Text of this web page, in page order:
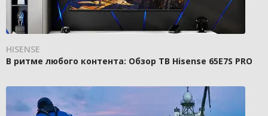
HISENSE
В ритме любого контента: Обзор ТВ Hisense 65E7S PRO